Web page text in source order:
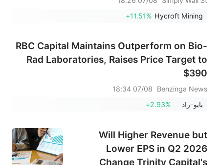
Hycroft Mining
+11.51%
RBC Capital Maintains Outperform on Bio-
Rad Laboratories, Raises Price Target to
$390
Benzinga News
07/08 18:34
بايو-راد
+2.93%
Will Higher Revenue but
Lower EPS in Q2 2026
Change Trinity Capital's